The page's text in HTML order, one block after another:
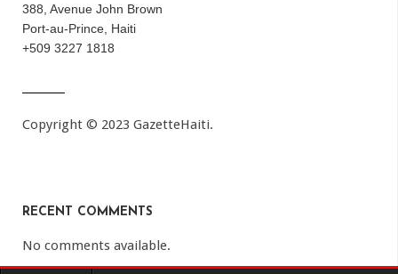
388, Avenue John Brown
Port-au-Prince, Haiti
+509 3227 1818
Copyright © 2023 GazetteHaiti.
RECENT COMMENTS
No comments available.